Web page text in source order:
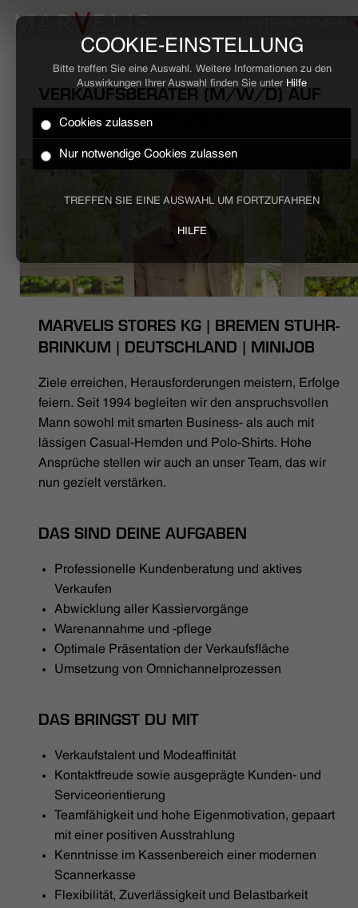
COOKIE-EINSTELLUNG
Bitte treffen Sie eine Auswahl. Weitere Informationen zu den
Auswirkungen Ihrer Auswahl finden Sie unter Hilfe
Cookies zulassen
Nur notwendige Cookies zulassen
TREFFEN SIE EINE AUSWAHL UM FORTZUFAHREN
HILFE
HOME
STELLENANGEBOTE
NACHHALTIGKEIT
VERKAUFSBERATER (M/W/D) AUF
GERINGFÜGIGER BASIS
MARVELIS STORES KG | BREMEN STUHR-
BRINKUM | DEUTSCHLAND | MINIJOB
Ziele erreichen, Herausforderungen meistern, Erfolge
feiern. Seit 1994 begleiten wir den anspruchsvollen
Mann sowohl mit smarten Business- als auch mit
lässigen Casual-Hemden und Polo-Shirts. Hohe
Ansprüche stellen wir auch an unser Team, das wir
nun gezielt verstärken.
DAS SIND DEINE AUFGABEN
Professionelle Kundenberatung und aktives
Verkaufen
Abwicklung aller Kassiervorgänge
Warenannahme und -pflege
Optimale Präsentation der Verkaufsfläche
Umsetzung von Omnichannelprozessen
DAS BRINGST DU MIT
Verkaufstalent und Modeaffinität
Kontaktfreude sowie ausgeprägte Kunden- und
Serviceorientierung
Teamfähigkeit und hohe Eigenmotivation, gepaart
mit einer positiven Ausstrahlung
Kenntnisse im Kassenbereich einer modernen
Scannerkasse
Flexibilität, Zuverlässigkeit und Belastbarkeit